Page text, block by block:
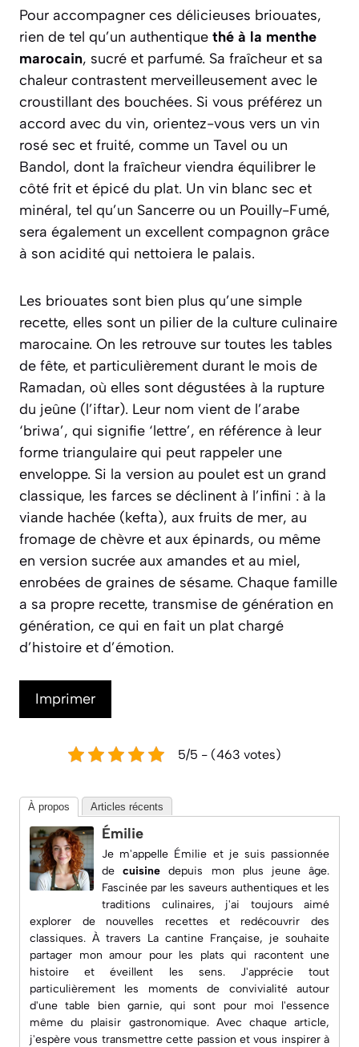
Pour accompagner ces délicieuses briouates,
rien de tel qu’un authentique thé à la menthe
marocain, sucré et parfumé. Sa fraîcheur et sa
chaleur contrastent merveilleusement avec le
croustillant des bouchées. Si vous préférez un
accord avec du vin, orientez-vous vers un vin
rosé sec et fruité, comme un Tavel ou un
Bandol, dont la fraîcheur viendra équilibrer le
côté frit et épicé du plat. Un vin blanc sec et
minéral, tel qu’un Sancerre ou un Pouilly-Fumé,
sera également un excellent compagnon grâce
à son acidité qui nettoiera le palais.
Les briouates sont bien plus qu’une simple
recette, elles sont un pilier de la culture culinaire
marocaine. On les retrouve sur toutes les tables
de fête, et particulièrement durant le mois de
Ramadan, où elles sont dégustées à la rupture
du jeûne (l’iftar). Leur nom vient de l’arabe
‘briwa’, qui signifie ‘lettre’, en référence à leur
forme triangulaire qui peut rappeler une
enveloppe. Si la version au poulet est un grand
classique, les farces se déclinent à l’infini : à la
viande hachée (kefta), aux fruits de mer, au
fromage de chèvre et aux épinards, ou même
en version sucrée aux amandes et au miel,
enrobées de graines de sésame. Chaque famille
a sa propre recette, transmise de génération en
génération, ce qui en fait un plat chargé
d’histoire et d’émotion.
Imprimer
5/5 - (463 votes)
À propos Articles récents
Émilie
Je m'appelle Émilie et je suis passionnée
decuisine depuis mon plus jeune âge.
Fascinée par les saveurs authentiques et les
traditions culinaires, j'ai toujours aimé
explorer de nouvelles recettes et redécouvrir des
classiques. À travers La cantine Française, je souhaite
partager mon amour pour les plats qui racontent une
histoire et éveillent les sens. J'apprécie tout
particulièrement les moments de convivialité autour
d'une table bien garnie, qui sont pour moi l'essence
même du plaisir gastronomique. Avec chaque article,
j'espère vous transmettre cette passion et vous inspirer à